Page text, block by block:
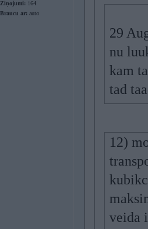
Ziņojumi: 164
Braucu ar: auto
29
nu
kam
tad
12)
veida